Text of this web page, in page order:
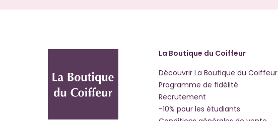
La Boutique du Coiffeur
Découvrir La Boutique du Coiffeur
Programme de fidélité
Recrutement
-10% pour les étudiants